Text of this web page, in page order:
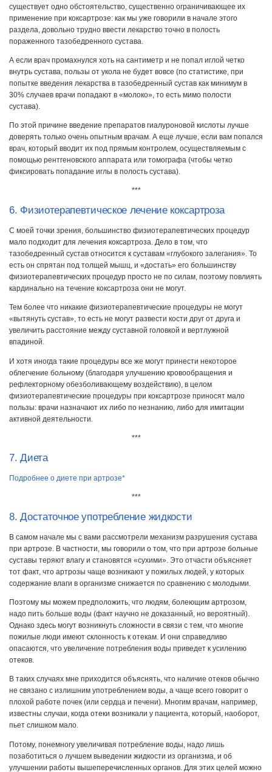
существует одно обстоятельство, существенно ограничивающее их
применение при коксартрозе: как мы уже говорили в начале этого
раздела, довольно трудно ввести лекарство точно в полость
пораженного тазобедренного сустава.
А если врач промахнулся хоть на сантиметр и не попал иглой четко
внутрь сустава, пользы от укола не будет вовсе (по статистике, при
попытке введения лекарства в тазобедренный сустав как минимум в
30% случаев врачи попадают в «молоко», то есть мимо полости
сустава).
По этой причине введение препаратов гиалуроновой кислоты лучше
доверять только очень опытным врачам. А еще лучше, если вам попался
врач, который вводит их под прямым контролем, осуществляемым с
помощью рентгеновского аппарата или томографа (чтобы четко
фиксировать попадание иглы в полость сустава).
***
6. Физиотерапевтическое лечение коксартроза
С моей точки зрения, большинство физиотерапевтических процедур
мало подходит для лечения коксартроза. Дело в том, что
тазобедренный сустав относится к суставам «глубокого залегания». То
есть он спрятан под толщей мышц, и «достать» его большинству
физиотерапевтических процедур просто не по силам, поэтому повлиять
кардинально на течение коксартроза они не могут.
Тем более что никакие физиотерапевтические процедуры не могут
«вытянуть сустав», то есть не могут развести кости друг от друга и
увеличить расстояние между суставной головкой и вертлужной
впадиной.
И хотя иногда такие процедуры все же могут принести некоторое
облегчение больному (благодаря улучшению кровообращения и
рефлекторному обезболивающему воздействию), в целом
физиотерапевтические процедуры при коксартрозе приносят мало
пользы: врачи назначают их либо по незнанию, либо для имитации
активной деятельности.
***
7. Диета
Подробнее о диете при артрозе*
***
8. Достаточное употребление жидкости
В самом начале мы с вами рассмотрели механизм разрушения сустава
при артрозе. В частности, мы говорили о том, что при артрозе больные
суставы теряют влагу и становятся «сухими». Это отчасти объясняет
тот факт, что артрозы чаще возникают у пожилых людей, у которых
содержание влаги в организме снижается по сравнению с молодыми.
Поэтому мы можем предположить, что людям, болеющим артрозом,
надо пить больше воды (факт научно не доказанный, но вероятный).
Однако здесь могут возникнуть сложности в связи с тем, что многие
пожилые люди имеют склонность к отекам. И они справедливо
опасаются, что увеличение потребления воды приведет к усилению
отеков.
В таких случаях мне приходится объяснять, что наличие отеков обычно
не связано с излишним употреблением воды, а чаще всего говорит о
плохой работе почек (или сердца и печени). Многим врачам, например,
известны случаи, когда отеки возникали у пациента, который, наоборот,
пьет слишком мало.
Потому, понемногу увеличивая потребление воды, надо лишь
позаботиться о лучшем выведении жидкости из организма, и об
улучшении работы вышеперечисленных органов. Для этих целей можно